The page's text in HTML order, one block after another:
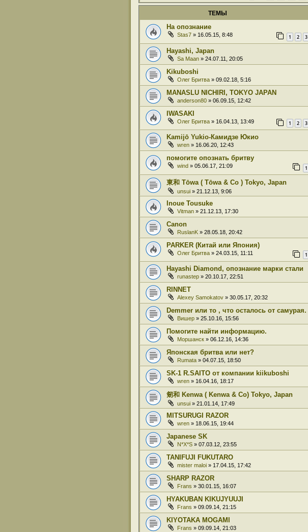
ТЕМЫ
На опознание
Stas7 » 16.05.15, 8:48 1 2 3
Hayashi, Japan
Sa Maan » 24.07.11, 20:05
Kikuboshi
Олег Бритва » 09.02.18, 5:16
MANASLU NICHIRI, TOKYO JAPAN
anderson80 » 06.09.15, 12:42
IWASAKI
Олег Бритва » 16.04.13, 13:49 1 2 3
Kamijō Yukio-Камидзе Юкио
wren » 16.06.20, 12:43
помогите опознать бритву
wind » 05.06.17, 21:09 1
東和 Tōwa ( Tōwa & Co ) Tokyo, Japan
unsui » 21.12.13, 9:06
Inoue Tousuke
Vitman » 21.12.13, 17:30
Canon
RuslanK » 28.05.18, 20:42
PARKER (Китай или Япония)
Олег Бритва » 24.03.15, 11:11 1
Hayashi Diamond, опознание марки стали
runastep » 20.10.17, 22:51
RINNET
Alexey Samokatov » 30.05.17, 20:32
Demmer или то , что осталось от самурая.
Вишер » 25.10.16, 15:56
Помогите найти информацию.
Моршанск » 06.12.16, 14:36
Японская бритва или нет?
Rumata » 04.07.15, 18:50
SK-1 R.SAITO от компании kiikuboshi
wren » 16.04.16, 18:17
剱和 Kenwa ( Kenwa & Co) Tokyo, Japan
unsui » 21.01.14, 17:49
MITSURUGI RAZOR
wren » 18.06.15, 19:44
Japanese SK
N*X*S » 07.03.12, 23:55
TANIFUJI FUKUTARO
mister maloi » 17.04.15, 17:42
SHARP RAZOR
Frans » 30.01.15, 16:07
HYAKUBAN KIKUJYUUJI
Frans » 09.09.14, 21:15
KIYOTAKA MOGAMI
Frans » 09.09.14, 21:03